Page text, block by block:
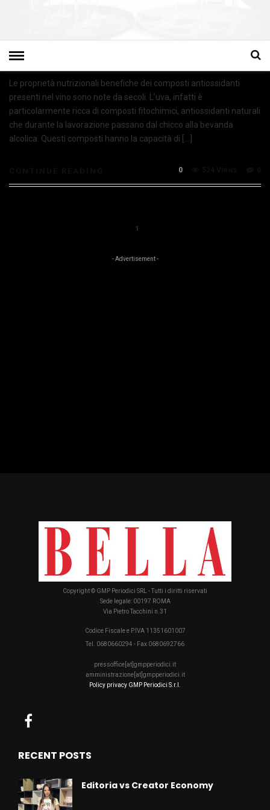
Le proprietà nutrizionali benefiche dei composti antiossidanti
presenti nel vino sono note da secoli. L’uva, infatti è
particolarmente ricca di composti fitochimici, antiossidanti naturali
che durante la lavorazione passano dal chicco alla bevanda
alcolica. Questi composti hanno la capacità di […]
0
1
- Advertisement -
Copyright © GMP Periodici SRL - Tutti i diritti riservati
Sede legale: 00197 ROMA
Via Pietro Tacchini n.31
Codice Fiscale e P.IVA 11351601007
Tel. 0680660294 - Fax 0680692766
pressoffice[at]gmpperiodici.it
amministrazione[at]gmpperiodici.it
Policy privacy GMP Periodici S.r.l.
RECENT POSTS
Editoria vs Creator Economy